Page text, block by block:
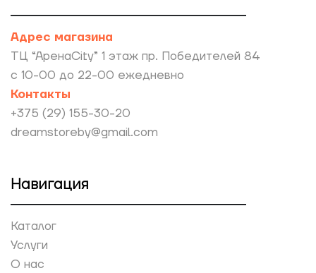
Адрес магазина
ТЦ “АренаCity” 1 этаж пр. Победителей 84
с 10-00 до 22-00 ежедневно
Контакты
+375 (29) 155-30-20
dreamstoreby@gmail.com
Навигация
Каталог
Услуги
О нас